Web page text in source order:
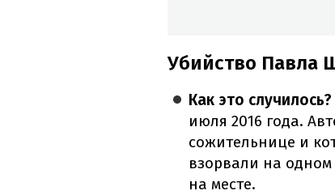
Убийство Павла
Как это случилось?
июля 2016 года.
сожительнице и
взорвали на
на месте.